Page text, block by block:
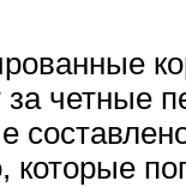
за четные
которые